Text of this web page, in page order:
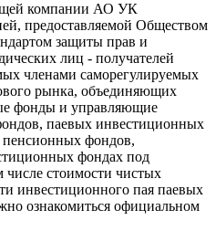
компании АО УК
предоставляемой Обществом
защиты прав и
лиц - получателей
членами саморегулируемых
рынка, объединяющих
фонды и управляющие
паевых инвестиционных
пенсионных фондов,
фондах под
стоимости чистых
инвестиционного пая паевых
ознакомиться официальном